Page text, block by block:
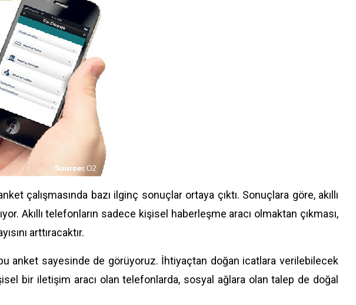
çalışmasında bazı ilginç sonuçlar ortaya çıktı. Sonuçlara göre, akıllı
Akıllı telefonların sadece kişisel haberleşme aracı olmaktan çıkması,
arttıracaktır.
anket sayesinde de görüyoruz. İhtiyaçtan doğan icatlara verilebilecek
bir iletişim aracı olan telefonlarda, sosyal ağlara olan talep de doğal